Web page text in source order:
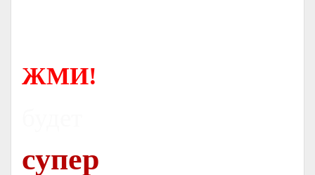
ЖМИ!
супер